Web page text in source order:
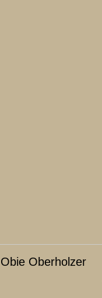
Obie Oberholzer